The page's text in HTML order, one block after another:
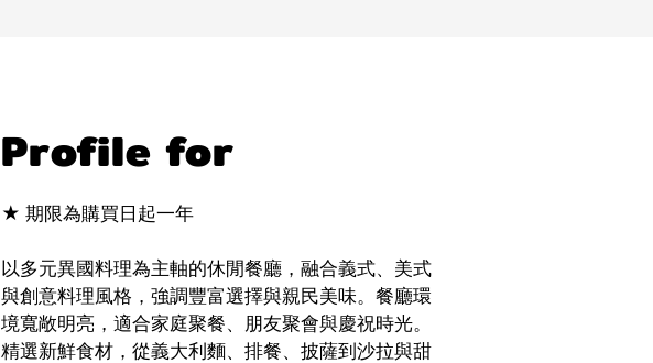
Profile for
★ 期限為購買日起一年
以多元異國料理為主軸的休閒餐廳，融合義式、美式
與創意料理風格，強調豐富選擇與親民美味。餐廳環
境寬敞明亮，適合家庭聚餐、朋友聚會與慶祝時光。
精選新鮮食材，從義大利麵、排餐、披薩到沙拉與甜